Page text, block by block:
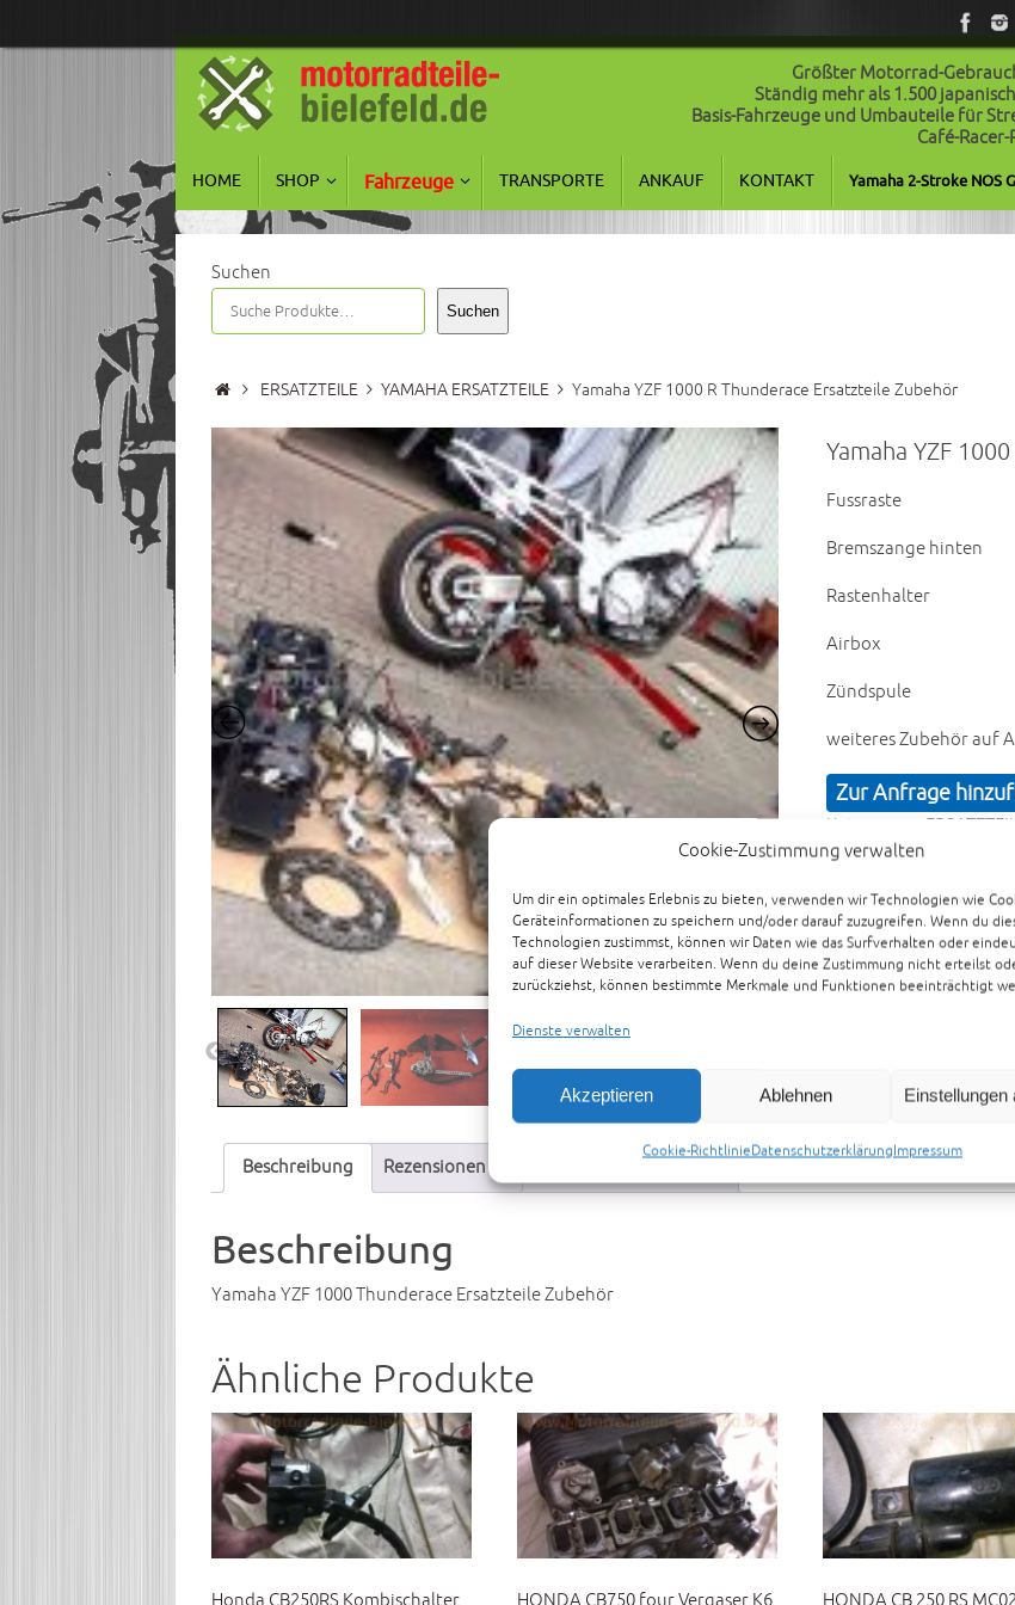
Cookie-Zustimmung verwalten
Um dir ein optimales Erlebnis zu bieten, verwenden wir Technologien wie
Geräteinformationen zu speichern und/oder darauf zuzugreifen. Wenn du
Technologien zustimmst, können wir Daten wie das Surfverhalten oder
auf dieser Website verarbeiten. Wenn du deine Zustimmung nicht erteilst
zurückziehst, können bestimmte Merkmale und Funktionen beeinträchtigt
Dienste verwalten
Akzeptieren Ablehnen Einstellungen
Cookie-RichtlinieDatenschutzerklärungImpressum
Zum
Größter Motorrad-
Ständig mehr als 1.500
Basis-Fahrzeuge und Umbauteile für
Café-
Zum
Inhalt
springen
HOME SHOP Fahrzeuge TRANSPORTE ANKAUF KONTAKT Yamaha 2-Stroke NOS
Suchen
Suchen
StartERSATZTEILE YAMAHA ERSATZTEILE Yamaha YZF 1000 R Thunderace Ersatzteile Zubehör
Yamaha YZF
Fussraste
Bremszange hinten
Rastenhalter
Airbox
Zündspule
weiteres Zubehör auf
Zur Anfrage
Kategorien:
YZF 1000 Thunderace
Beschreibung Rezensionen (0)
Beschreibung
Yamaha YZF 1000 Thunderace Ersatzteile Zubehör
Ähnliche Produkte
Honda CB250RS Kombischalter HONDA CB750 four Vergaser K6 HONDA CB 250 RS MC02